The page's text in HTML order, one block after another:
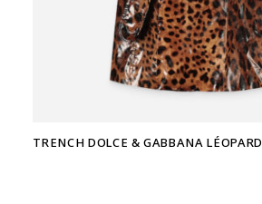
TRENCH DOLCE & GABBANA LÉOPARD